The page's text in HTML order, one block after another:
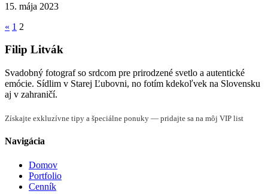
15. mája 2023
Stránkovanie
príspevkov
« 1 2
Filip Litvák
Svadobný fotograf so srdcom pre prirodzené svetlo a autentické
emócie. Sídlim v Starej Ľubovni, no fotím kdekoľvek na Slovensku
aj v zahraničí.
Získajte exkluzívne tipy a špeciálne ponuky — pridajte sa na môj VIP list
Navigácia
Domov
Portfolio
Cenník